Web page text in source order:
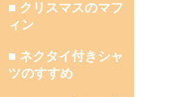
■ クリスマスのマフ
ィン
■ ネクタイ付きシャ
ツのすすめ